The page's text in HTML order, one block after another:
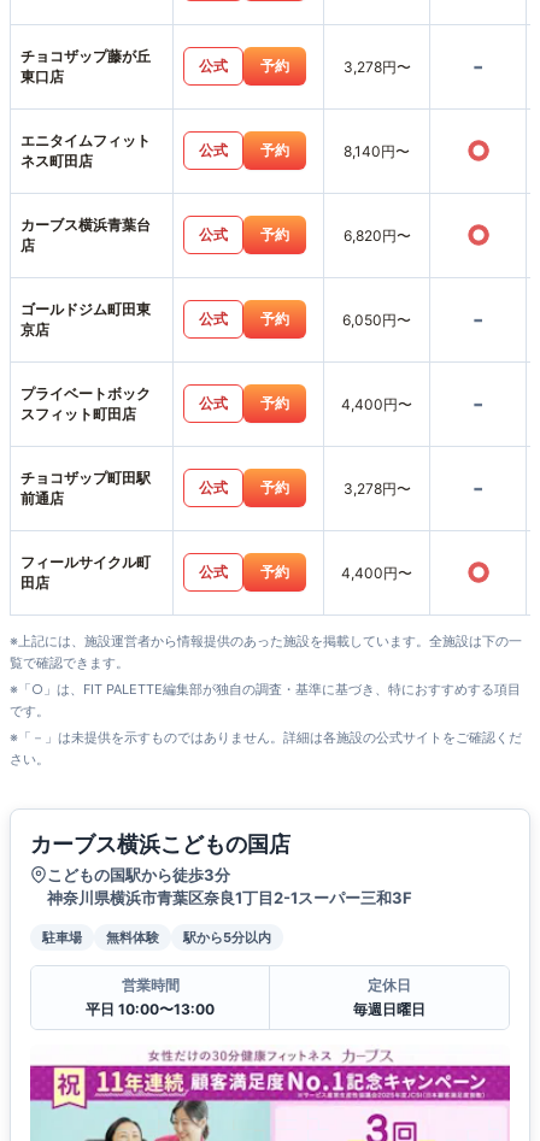
チョコザップ藤が丘
東口店
公式 予約 3,278円〜 -
エニタイムフィット
ネス町田店
公式 予約 8,140円〜 ○
カーブス横浜青葉台
店
公式 予約 6,820円〜 ○
ゴールドジム町田東
京店
公式 予約 6,050円〜 -
プライベートボック
スフィット町田店
公式 予約 4,400円〜 -
チョコザップ町田駅
前通店
公式 予約 3,278円〜 -
フィールサイクル町
田店
公式 予約 4,400円〜 ○
※上記には、施設運営者から情報提供のあった施設を掲載しています。全施設は下の一
覧で確認できます。
※「○」は、FIT PALETTE編集部が独自の調査・基準に基づき、特におすすめする項目
です。
※「－」は未提供を示すものではありません。詳細は各施設の公式サイトをご確認くだ
さい。
カーブス横浜こどもの国店
こどもの国駅から徒歩3分
神奈川県横浜市青葉区奈良1丁目2-1スーパー三和3F
駐車場 無料体験 駅から5分以内
営業時間
平日 10:00〜13:00
定休日
毎週日曜日